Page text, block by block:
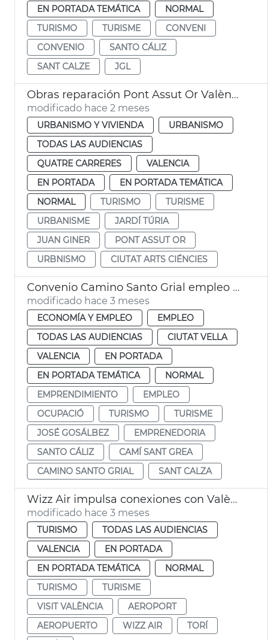
EN PORTADA TEMÁTICA
NORMAL
TURISMO
TURISME
CONVENI
CONVENIO
SANTO CÁLIZ
SANT CALZE
JGL
Obras reparación Pont Assut Or València
modificado hace 2 meses
URBANISMO Y VIVIENDA
URBANISMO
TODAS LAS AUDIENCIAS
QUATRE CARRERES
VALENCIA
EN PORTADA
EN PORTADA TEMÁTICA
NORMAL
TURISMO
TURISME
URBANISME
JARDÍ TÚRIA
JUAN GINER
PONT ASSUT OR
URBNISMO
CIUTAT ARTS CIÉNCIES
Convenio Camino Santo Grial empleo y proyección internacional
modificado hace 3 meses
ECONOMÍA Y EMPLEO
EMPLEO
TODAS LAS AUDIENCIAS
CIUTAT VELLA
VALENCIA
EN PORTADA
EN PORTADA TEMÁTICA
NORMAL
EMPRENDIMIENTO
EMPLEO
OCUPACIÓ
TURISMO
TURISME
JOSÉ GOSÁLBEZ
EMPRENEDORIA
SANTO CÁLIZ
CAMÍ SANT GREA
CAMINO SANTO GRIAL
SANT CALZA
Wizz Air impulsa conexiones con València
modificado hace 3 meses
TURISMO
TODAS LAS AUDIENCIAS
VALENCIA
EN PORTADA
EN PORTADA TEMÁTICA
NORMAL
TURISMO
TURISME
VISIT VALÈNCIA
AEROPORT
AEROPUERTO
WIZZ AIR
TORÍ